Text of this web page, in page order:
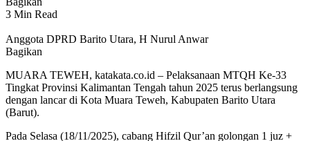
3 Min Read
Anggota DPRD Barito Utara, H Nurul Anwar
Bagikan
MUARA TEWEH, katakata.co.id – Pelaksanaan MTQH Ke-33
Tingkat Provinsi Kalimantan Tengah tahun 2025 terus berlangsung
dengan lancar di Kota Muara Teweh, Kabupaten Barito Utara
(Barut).
Pada Selasa (18/11/2025), cabang Hifzil Qur’an golongan 1 juz +